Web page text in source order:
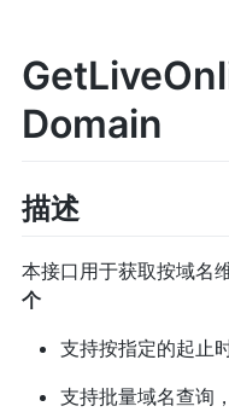
Domain
描述
本接口用于获取按域名
个
支持按指定的起止
支持批量域名查询